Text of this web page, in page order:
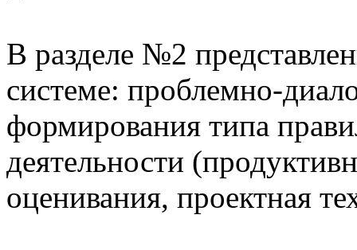
В разделе №2
системе: проблемно-
формирования типа
деятельности
оценивания, проектная